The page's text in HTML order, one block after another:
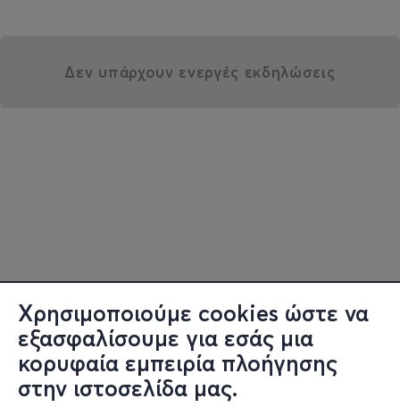
Χρησιμοποιούμε cookies ώστε να
εξασφαλίσουμε για εσάς μια
κορυφαία εμπειρία πλοήγησης
στην ιστοσελίδα μας.
Δεν υπάρχουν ενεργές εκδηλώσεις